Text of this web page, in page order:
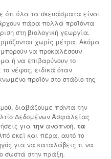
ότι όλα τα σκευάσματα είναι
πάρα πολλά προϊόντα
στη βιολογική γεωργία.
χωρίς μέτρα. Ακόμα
να προκαλέσουν
ή να επιβαρύνουν το
νέφος, ειδικά όταν
προϊόν στο στάδιο της
διαβάζουμε πάντα την
Δεδομένων Ασφαλείας
για την αναπνοή, τα
εκεί και πέρα, αυτό το
για να καταλάβεις τι να
σωστά στην πράξη.